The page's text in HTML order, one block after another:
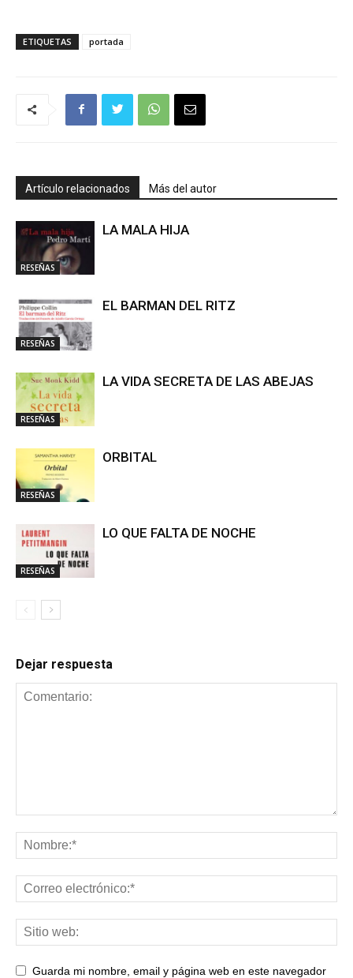
ETIQUETAS portada
Artículo relacionados Más del autor
RESEÑAS
LA MALA HIJA
RESEÑAS
EL BARMAN DEL RITZ
RESEÑAS
LA VIDA SECRETA DE LAS ABEJAS
RESEÑAS
ORBITAL
RESEÑAS
LO QUE FALTA DE NOCHE
Dejar respuesta
Guarda mi nombre, email y página web en este navegador